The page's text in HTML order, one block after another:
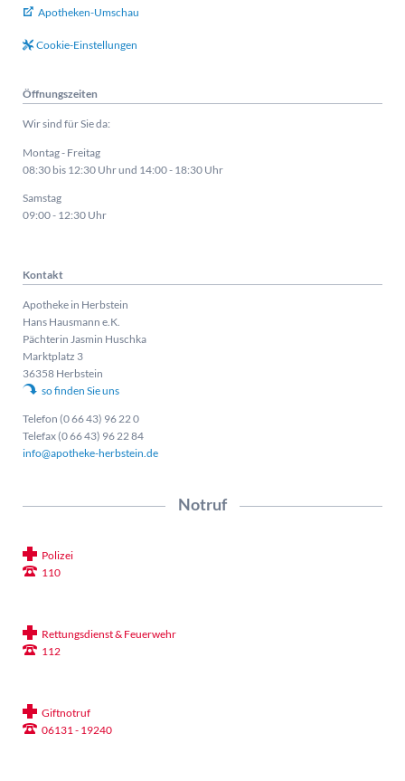
Apotheken-Umschau
Cookie-Einstellungen
Öffnungszeiten
Wir sind für Sie da:
Montag - Freitag
08:30 bis 12:30 Uhr und 14:00 - 18:30 Uhr
Samstag
09:00 - 12:30 Uhr
Kontakt
Apotheke in Herbstein
Hans Hausmann e.K.
Pächterin Jasmin Huschka
Marktplatz 3
36358 Herbstein
so finden Sie uns
Telefon (0 66 43) 96 22 0
Telefax (0 66 43) 96 22 84
info@apotheke-herbstein.de
Notruf
Polizei
110
Rettungsdienst & Feuerwehr
112
Giftnotruf
06131 - 19240